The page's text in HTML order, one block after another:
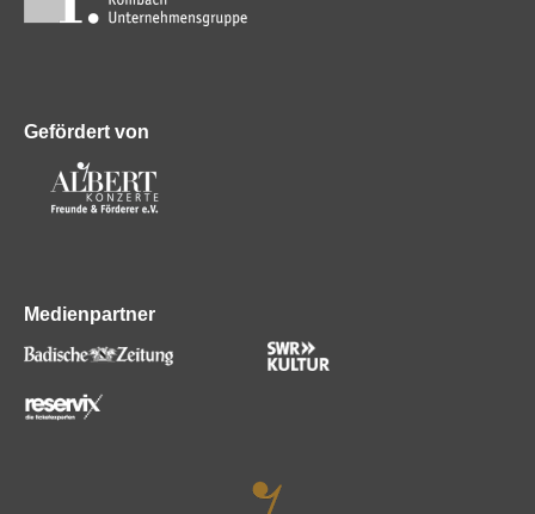
Gefördert von
Medienpartner